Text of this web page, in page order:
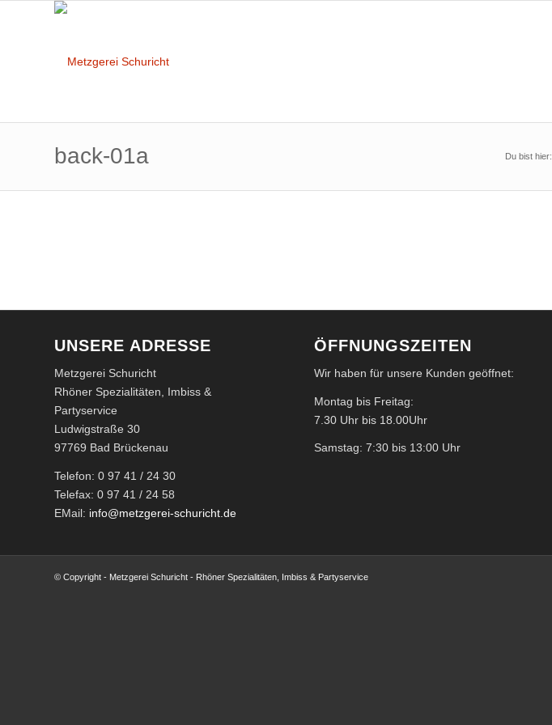
back-01a Du bist hier:
UNSERE ADRESSE
Metzgerei Schuricht
Rhöner Spezialitäten, Imbiss &
Partyservice
Ludwigstraße 30
97769 Bad Brückenau
Telefon: 0 97 41 / 24 30
Telefax: 0 97 41 / 24 58
EMail: info@metzgerei-schuricht.de
ÖFFNUNGSZEITEN
Wir haben für unsere Kunden geöffnet:
Montag bis Freitag:
7.30 Uhr bis 18.00Uhr
Samstag: 7:30 bis 13:00 Uhr
© Copyright - Metzgerei Schuricht - Rhöner Spezialitäten, Imbiss & Partyservice